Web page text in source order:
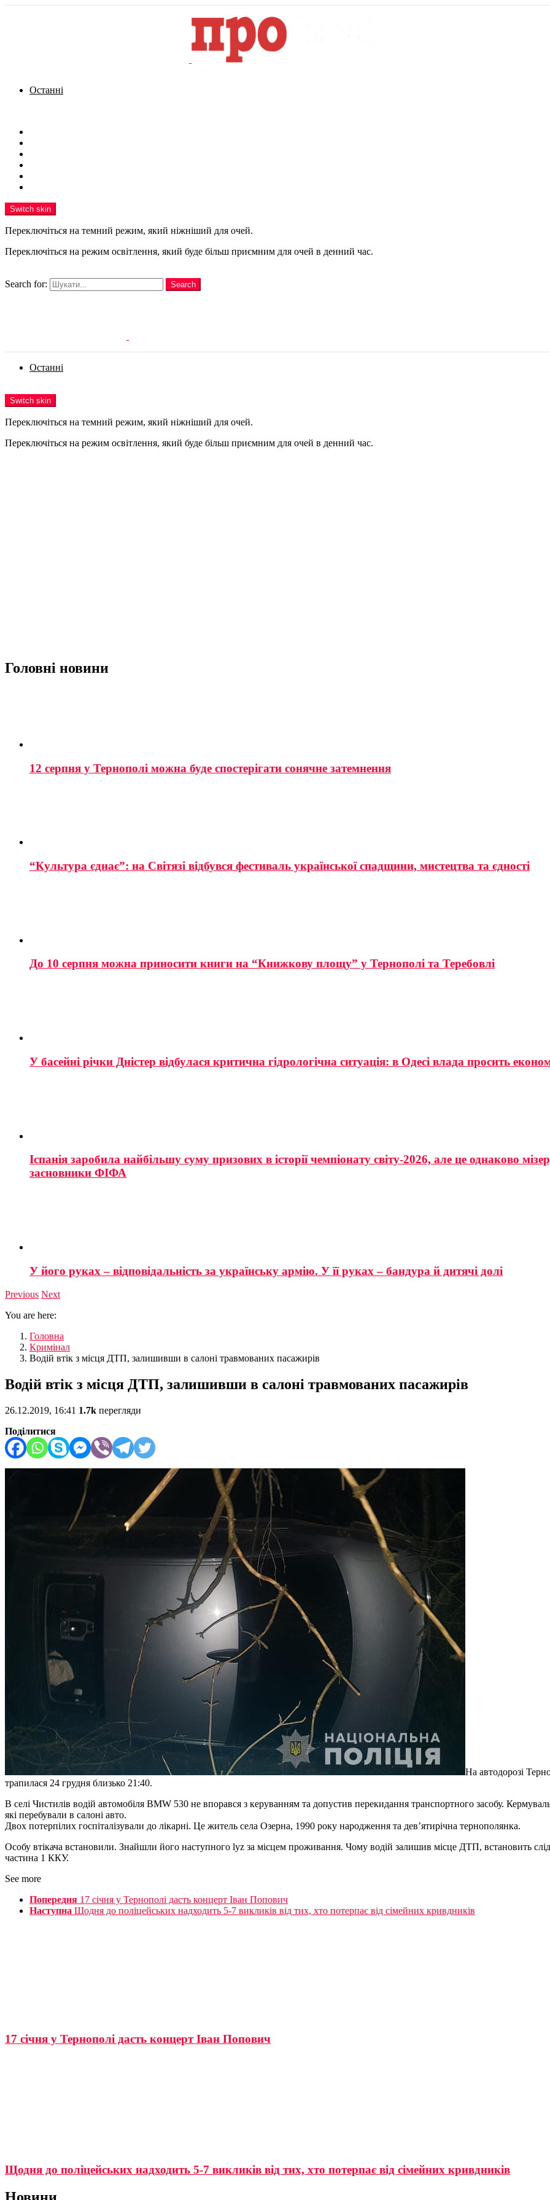
Останні
Switch skin
Переключіться на темний режим, який ніжніший для очей.
Переключіться на режим освітлення, який буде більш приємним для очей в денний час.
Search for:
Search
Останні
Switch skin
Переключіться на темний режим, який ніжніший для очей.
Переключіться на режим освітлення, який буде більш приємним для очей в денний час.
Головні новини
12 серпня у Тернополі можна буде спостерігати сонячне затемнення
“Культура єднає”: на Світязі відбувся фестиваль української спадщини, мистецтва та єдності
До 10 серпня можна приносити книги на “Книжкову площу” у Тернополі та Теребовлі
У басейні річки Дністер відбулася критична гідрологічна ситуація: в Одесі влада просить
Іспанія заробила найбільшу суму призових в історії чемпіонату світу-2026, але це однаково
засновники ФІФА
У його руках – відповідальність за українську армію. У її руках – бандура й дитячі долі
Previous Next
You are here:
Головна
Кримінал
Водій втік з місця ДТП, залишивши в салоні травмованих пасажирів
Водій втік з місця ДТП, залишивши в салоні травмованих пасажирів
26.12.2019, 16:41 1.7k перегляди
Поділитися
На автодорозі
трапилася 24 грудня близько 21:40.
В селі Чистилів водій автомобіля BMW 530 не впорався з керуванням та допустив перекидання транспортного засобу.
які перебували в салоні авто.
Двох потерпілих госпіталізували до лікарні. Це житель села Озерна, 1990 року народження та дев’ятирічна тернополянка.
Особу втікача встановили. Знайшли його наступного lyz за місцем проживання. Чому водій залишив місце ДТП, встановить
частина 1 ККУ.
See more
Попередня 17 січня у Тернополі дасть концерт Іван Попович
Наступна Щодня до поліцейських надходить 5-7 викликів від тих, хто потерпає від сімейних кривдників
17 січня у Тернополі дасть концерт Іван Попович
Щодня до поліцейських надходить 5-7 викликів від тих, хто потерпає від сімейних кривдників